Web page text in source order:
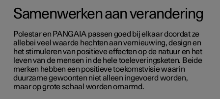
Samenwerken aan verandering
Polestar en PANGAIA passen goed bij elkaar doordat ze
allebei veel waarde hechten aan vernieuwing, design en
het stimuleren van positieve effecten op de natuur en het
leven van de mensen in de hele toeleveringsketen. Beide
merken hebben een positieve toekomstvisie waarin
duurzame gewoonten niet alleen ingevoerd worden,
maar op grote schaal worden omarmd.